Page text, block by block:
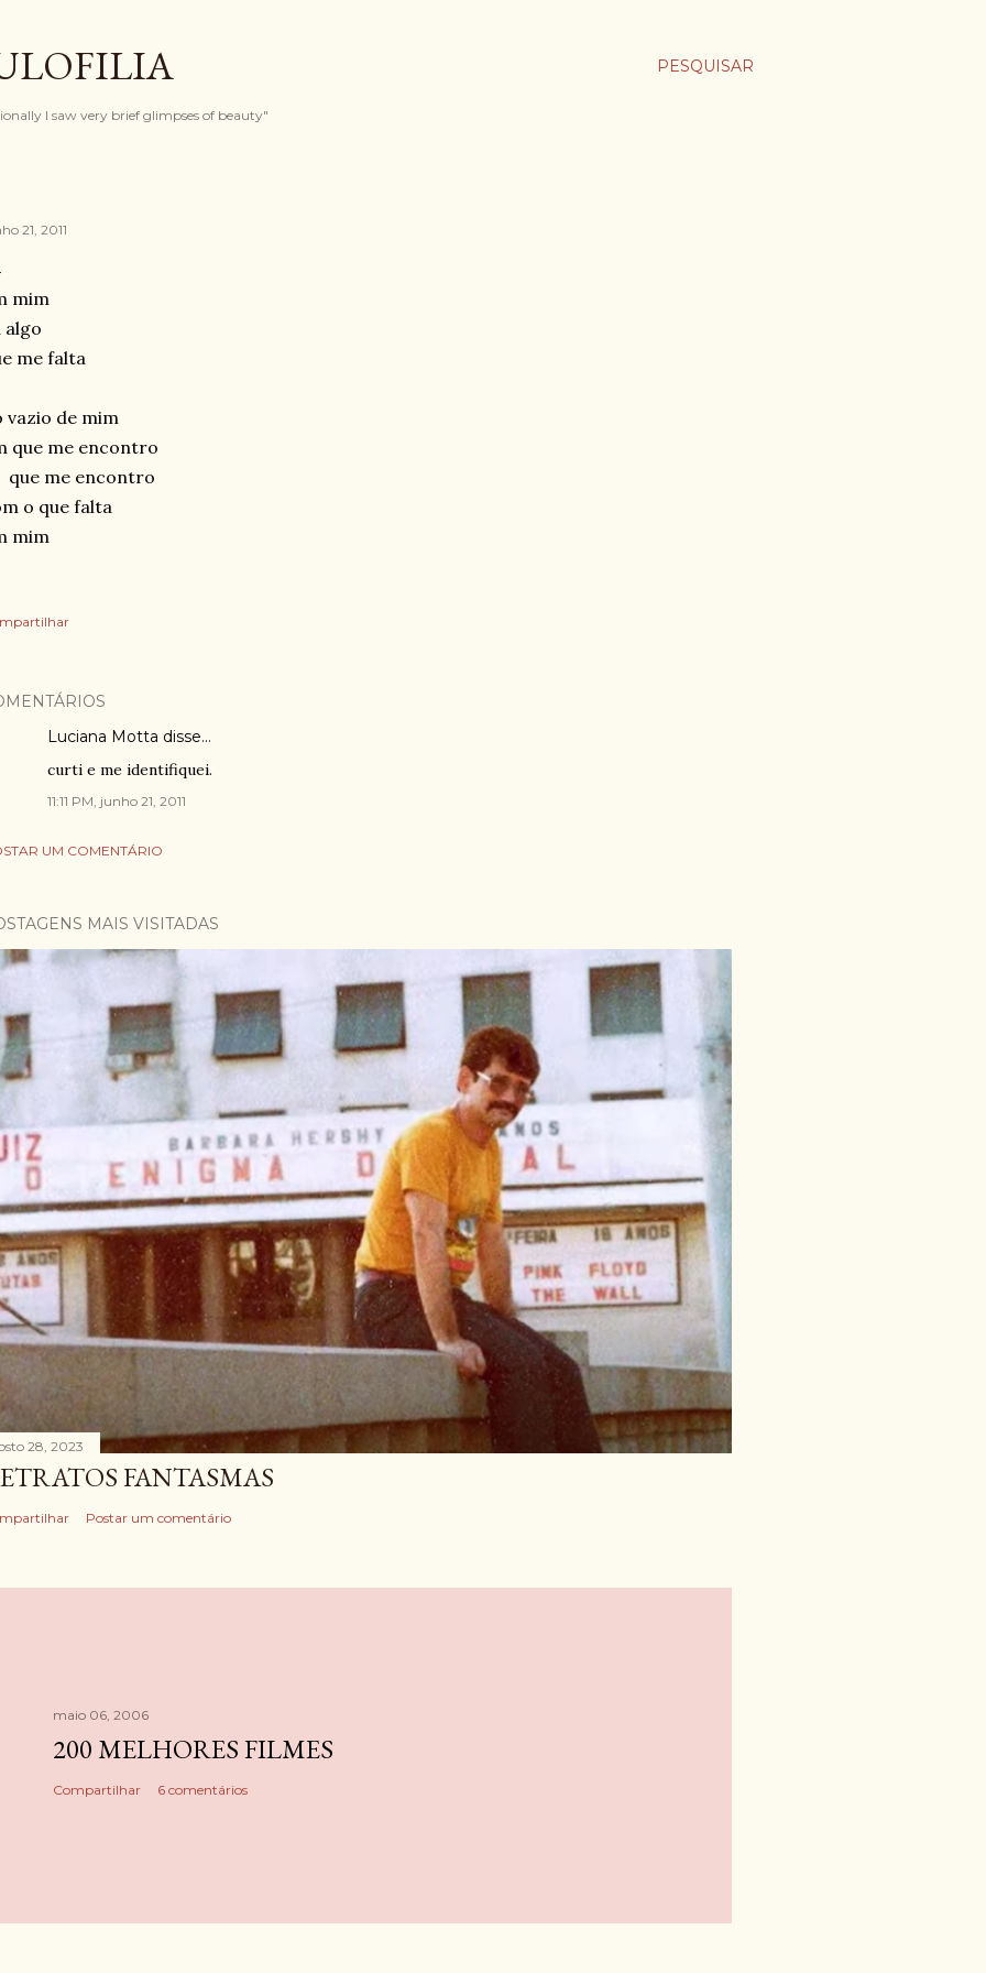
PESQUISAR
I saw very brief glimpses of beauty"
21, 2011
mim
algo
me falta
vazio de mim
que me encontro
me encontro
o que falta
mim
Luciana Motta disse…
curti e me identifiquei.
11:11 PM, junho 21, 2011
UM COMENTÁRIO
MAIS VISITADAS
28, 2023
FANTASMAS
Postar um comentário
maio 06, 2006
200 MELHORES FILMES
Compartilhar 6 comentários